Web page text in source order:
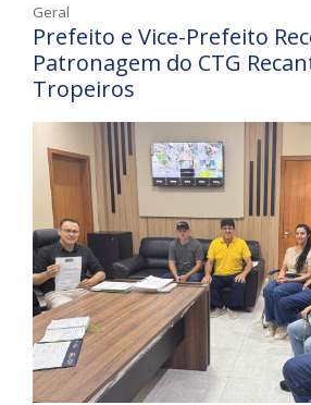
Geral
Prefeito e Vice-Prefeito
Patronagem do CTG
Tropeiros